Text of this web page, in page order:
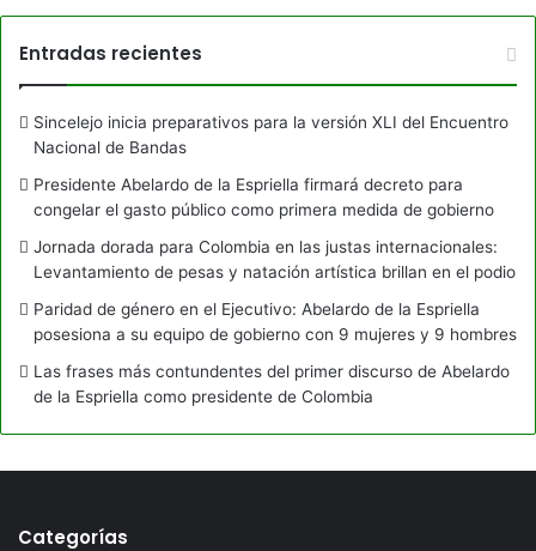
Entradas recientes
Sincelejo inicia preparativos para la versión XLI del Encuentro
Nacional de Bandas
Presidente Abelardo de la Espriella firmará decreto para
congelar el gasto público como primera medida de gobierno
Jornada dorada para Colombia en las justas internacionales:
Levantamiento de pesas y natación artística brillan en el podio
Paridad de género en el Ejecutivo: Abelardo de la Espriella
posesiona a su equipo de gobierno con 9 mujeres y 9 hombres
Las frases más contundentes del primer discurso de Abelardo
de la Espriella como presidente de Colombia
Categorías